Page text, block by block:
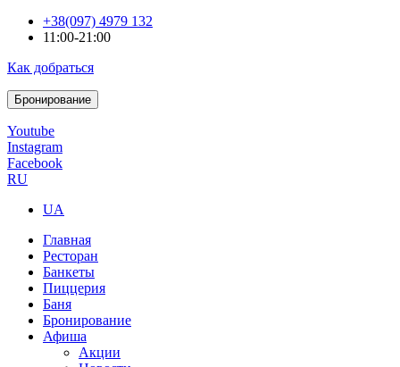
+38(097) 4979 132
11:00-21:00
Как добраться
Бронирование
Youtube
Instagram
Facebook
RU
UA
Главная
Ресторан
Банкеты
Пиццерия
Баня
Бронирование
Афиша
Акции